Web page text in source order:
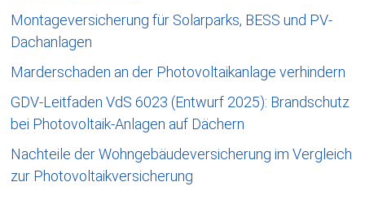
Montageversicherung für Solarparks, BESS und PV-
Dachanlagen
Marderschaden an der Photovoltaikanlage verhindern
GDV-Leitfaden VdS 6023 (Entwurf 2025): Brandschutz
bei Photovoltaik-Anlagen auf Dächern
Nachteile der Wohngebäudeversicherung im Vergleich
zur Photovoltaikversicherung